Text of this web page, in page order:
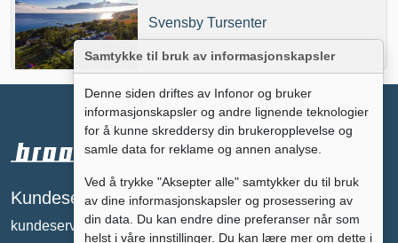
Svensby Tursenter
Kundeservice
kundeservice@broomguiden.no
Annonsere på
broomguiden?
tc@broomguiden.no
Samtykke til bruk av informasjonskapsler
Denne siden driftes av Infonor og bruker
informasjonskapsler og andre lignende teknologier
for å kunne skreddersy din brukeropplevelse og
samle data for reklame og annen analyse.
Ved å trykke "Aksepter alle" samtykker du til bruk
av dine informasjonskapsler og prosessering av
din data. Du kan endre dine preferanser når som
helst i våre innstillinger. Du kan lære mer om dette i